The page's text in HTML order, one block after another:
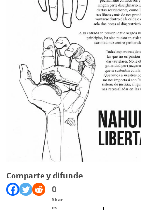
Comparte y difunde
0
Shar
es